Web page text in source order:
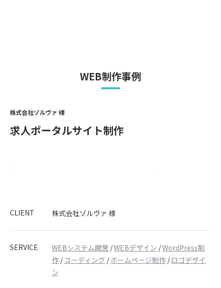
WEB制作事例
株式会社ゾルヴァ 様
求人ポータルサイト制作
CLIENT 株式会社ゾルヴァ 様
SERVICE WEBシステム開発 /WEBデザイン /WordPress制
作 / コーディング /ホームページ制作 /ロゴデザイ
ン